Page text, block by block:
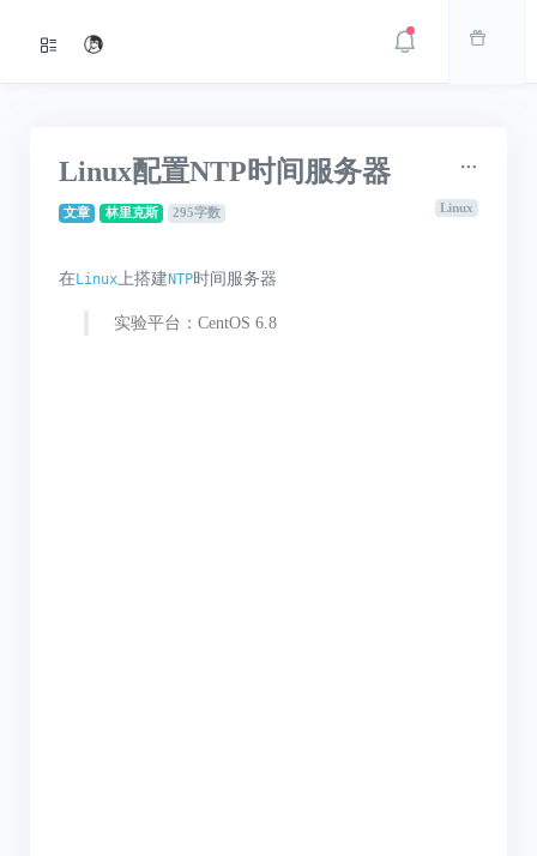
Linux配置NTP时间服务器
文章 林里克斯 295字数 Linux
在Linux 上搭建NTP时间服务器
实验平台：CentOS 6.8